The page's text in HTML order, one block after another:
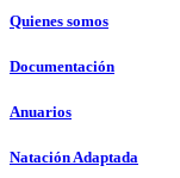
Quienes somos
Documentación
Anuarios
Natación Adaptada